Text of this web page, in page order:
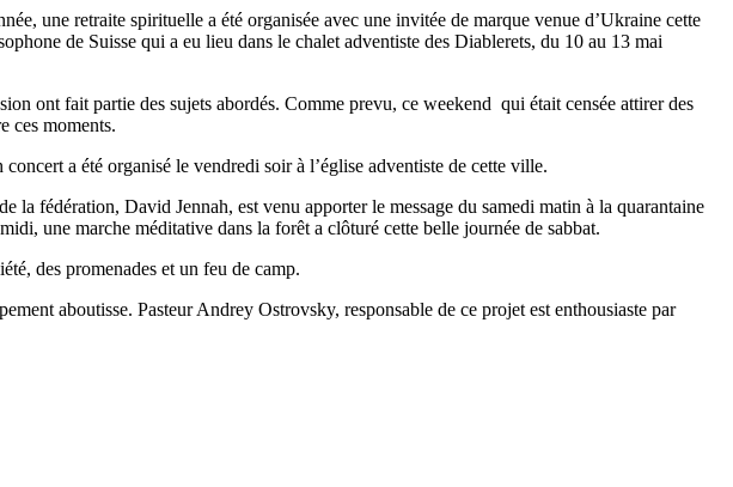
une retraite spirituelle a été organisée avec une invitée de marque venue d’Ukraine cette
de Suisse qui a eu lieu dans le chalet adventiste des Diablerets, du 10 au 13 mai
ont fait partie des sujets abordés. Comme prevu, ce weekend qui était censée attirer des
ces moments.
a été organisé le vendredi soir à l’église adventiste de cette ville.
fédération, David Jennah, est venu apporter le message du samedi matin à la quarantaine
une marche méditative dans la forêt a clôturé cette belle journée de sabbat.
des promenades et un feu de camp.
aboutisse. Pasteur Andrey Ostrovsky, responsable de ce projet est enthousiaste par